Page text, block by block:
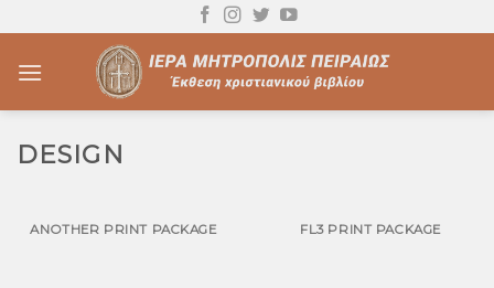
content
DESIGN
ANOTHER PRINT PACKAGE FL3 PRINT PACKAGE